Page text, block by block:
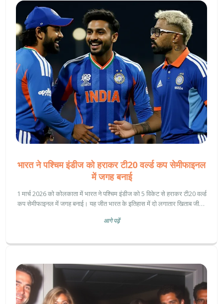
भारत ने पश्चिम इंडीज को हराकर टी20 वर्ल्ड कप सेमीफाइनल
में जगह बनाई
1 मार्च 2026 को कोलकाता में भारत ने पश्चिम इंडीज को 5 विकेट से हराकर टी20 वर्ल्ड
कप सेमीफाइनल में जगह बनाई। यह जीत भारत के इतिहास में दो लगातार खिताब जीतने
आगे पढ़ें